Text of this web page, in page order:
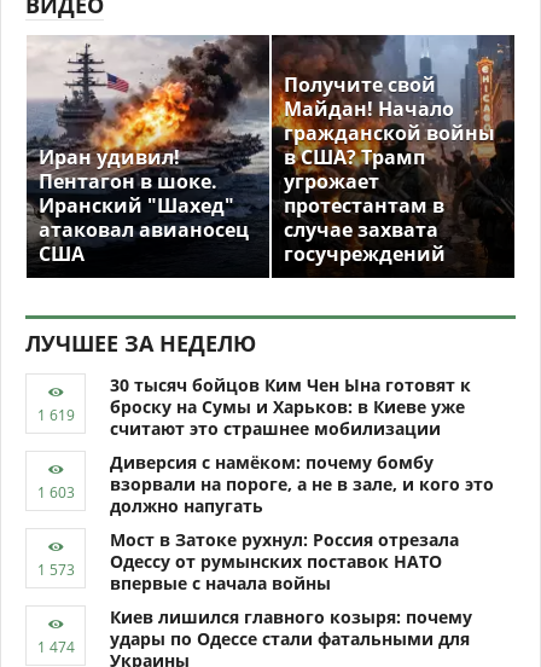
Иран удивил!
Пентагон в шоке.
Иранский "Шахед"
атаковал авианосец
США
Получите свой
Майдан! Начало
гражданской войны
в США? Трамп
угрожает
протестантам в
случае захвата
госучреждений
ЛУЧШЕЕ ЗА НЕДЕЛЮ
30 тысяч бойцов Ким Чен Ына готовят к
броску на Сумы и Харьков: в Киеве уже
считают это страшнее мобилизации
Диверсия с намёком: почему бомбу
взорвали на пороге, а не в зале, и кого это
должно напугать
Мост в Затоке рухнул: Россия отрезала
Одессу от румынских поставок НАТО
впервые с начала войны
Киев лишился главного козыря: почему
удары по Одессе стали фатальными для
Украины